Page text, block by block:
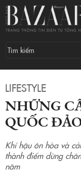
LIFESTYLE
NHỮNG
QUỐC
Khí hậu ôn hòa và
thành điểm dừng
năm
Những câu